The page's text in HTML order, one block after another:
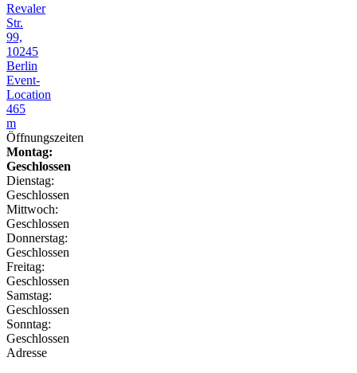
Revaler
Str.
99,
10245
Berlin
Event-
Location
465
m
Öffnungszeiten
Montag:
Geschlossen
Dienstag:
Geschlossen
Mittwoch:
Geschlossen
Donnerstag:
Geschlossen
Freitag:
Geschlossen
Samstag:
Geschlossen
Sonntag:
Geschlossen
Adresse